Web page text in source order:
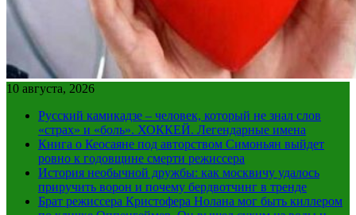
10 августа, 2026
Русский камикадзе – человек, который не знал слов
«страх» и «боль». ХОККЕЙ. Легендарные имена
Книга о Кеосаяне под авторством Симоньян выйдет
ровно к годовщине смерти режиссера
История необычной дружбы: как москвичу удалось
приручить ворон и почему бердвотчинг в тренде
Брат режиссера Кристофера Нолана мог быть киллером